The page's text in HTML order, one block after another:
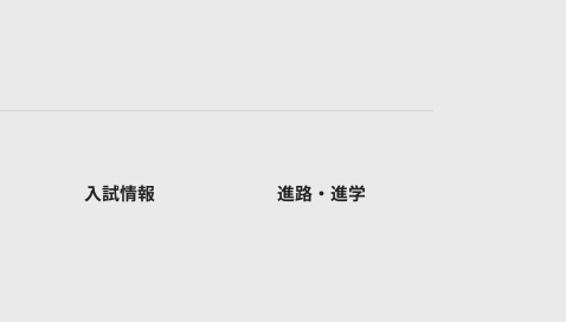
入試情報 進路・進学